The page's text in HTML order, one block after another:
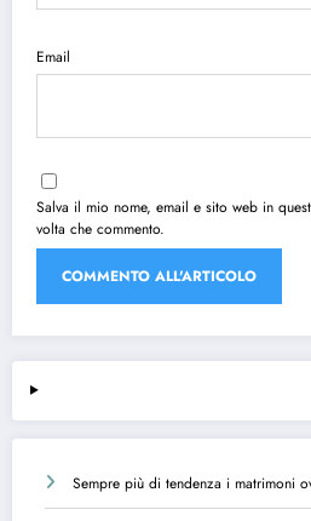
Email
Salva il mio nome, email e sito web in
volta che commento.
Sempre più di tendenza i matrimoni